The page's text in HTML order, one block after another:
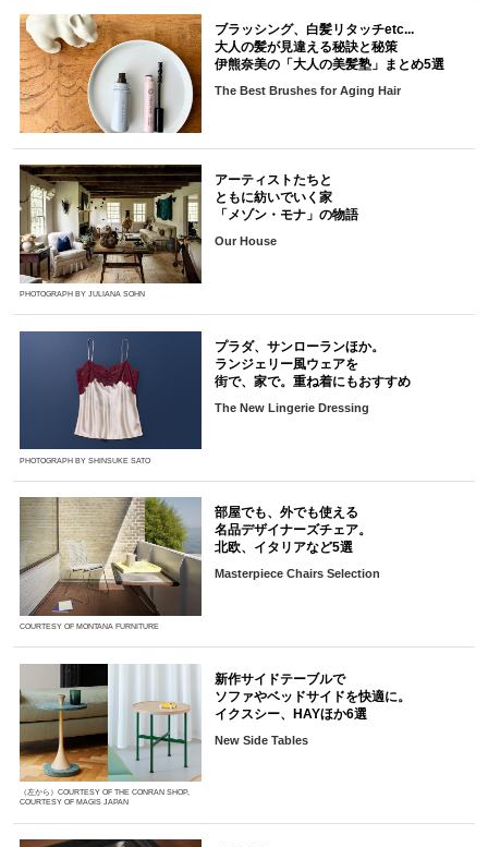
ブラッシング、白髪リタッチetc...
大人の髪が見違える秘訣と秘策
伊熊奈美の「大人の美髪塾」まとめ5選
The Best Brushes for Aging Hair
PHOTOGRAPH BY JULIANA SOHN
アーティストたちと
ともに紡いでいく家
「メゾン・モナ」の物語
Our House
PHOTOGRAPH BY SHINSUKE SATO
プラダ、サンローランほか。
ランジェリー風ウェアを
街で、家で。重ね着にもおすすめ
The New Lingerie Dressing
COURTESY OF MONTANA FURNITURE
部屋でも、外でも使える
名品デザイナーズチェア。
北欧、イタリアなど5選
Masterpiece Chairs Selection
（左から）COURTESY OF THE CONRAN SHOP,
COURTESY OF MAGIS JAPAN
新作サイドテーブルで
ソファやベッドサイドを快適に。
イクスシー、HAYほか6選
New Side Tables